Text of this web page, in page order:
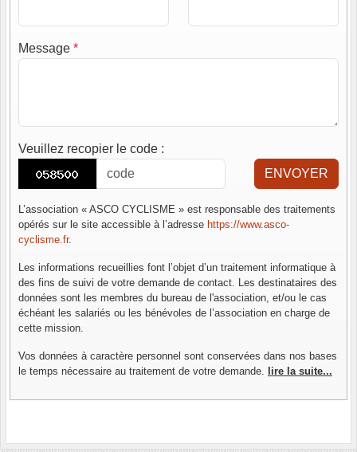
Message *
Veuillez recopier le code :
ENVOYER
L’association « ASCO CYCLISME » est responsable des traitements
opérés sur le site accessible à l’adresse https://www.asco-
cyclisme.fr.
Les informations recueillies font l’objet d’un traitement informatique à
des fins de suivi de votre demande de contact. Les destinataires des
données sont les membres du bureau de l'association, et/ou le cas
échéant les salariés ou les bénévoles de l’association en charge de
cette mission.
Vos données à caractère personnel sont conservées dans nos bases
le temps nécessaire au traitement de votre demande.
lire la suite...